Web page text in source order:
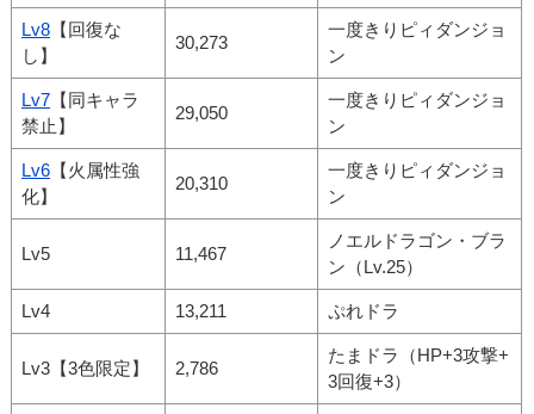
Lv8【回復な
し】
30,273
一度きりピィダンジョ
ン
Lv7【同キャラ
禁止】
29,050
一度きりピィダンジョ
ン
Lv6【火属性強
化】
20,310
一度きりピィダンジョ
ン
Lv5 11,467
ノエルドラゴン・ブラ
ン（Lv.25）
Lv4 13,211 ぷれドラ
Lv3【3色限定】 2,786
たまドラ（HP+3攻撃+
3回復+3）